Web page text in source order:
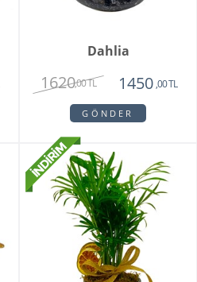
Dahlia
1620,00 TL 1450 ,00 TL
GÖNDER